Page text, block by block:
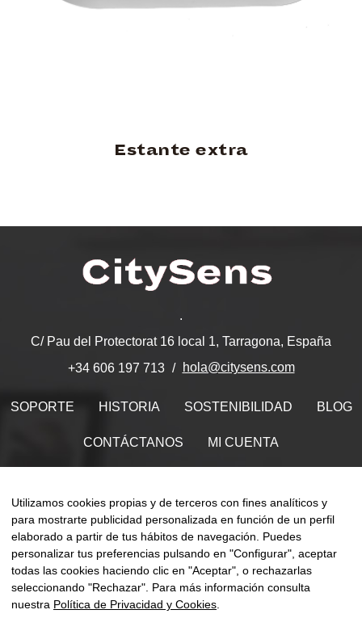
Estante extra
.
C/ Pau del Protectorat 16 local 1, Tarragona, España
+34 606 197 713
hola@citysens.com
SOPORTE HISTORIA SOSTENIBILIDAD BLOG
CONTÁCTANOS MI CUENTA
ES 0
Utilizamos cookies propias y de terceros con fines analíticos y
para mostrarte publicidad personalizada en función de un perfil
elaborado a partir de tus hábitos de navegación. Puedes
personalizar tus preferencias pulsando en "Configurar", aceptar
todas las cookies haciendo clic en "Aceptar", o rechazarlas
seleccionando "Rechazar". Para más información consulta
nuestra Política de Privacidad y Cookies